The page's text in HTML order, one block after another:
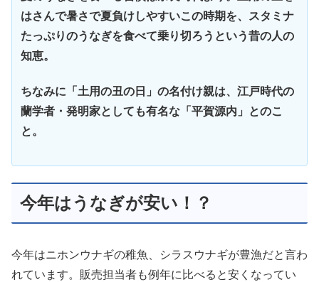
はさんで暑さで夏負けしやすいこの時期を、スタミナ
たっぷりのうなぎを食べて乗り切ろうという昔の人の
知恵。
ちなみに「土用の丑の日」の名付け親は、江戸時代の
蘭学者・発明家としても有名な 「平賀源内」とのこ
と。
今年はうなぎが安い！？
今年はニホンウナギの稚魚、シラスウナギが豊漁だと言わ
れています。販売担当者も例年に比べると安くなってい